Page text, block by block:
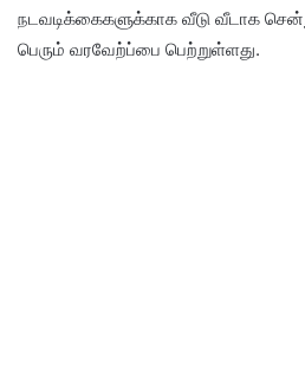
நடவடிக்கைகளுக்காக வீடு வீடாக
பெரும் வரவேற்ப்பை பெற்றுள்ளது.